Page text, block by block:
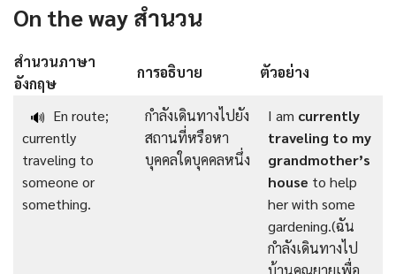
On the way สํานวน
สํานวนภาษา
อังกฤษ
การอธิบาย ตัวอย่าง
🔊 En route;
currently
traveling to
someone or
something.
กำลังเดินทางไปยัง
สถานที่หรือหา
บุคคลใดบุคคลหนึ่ง
I am currently
traveling to my
grandmother’s
house to help
her with some
gardening.(ฉัน
กำลังเดินทางไป
บ้านคุณยายเพื่อ